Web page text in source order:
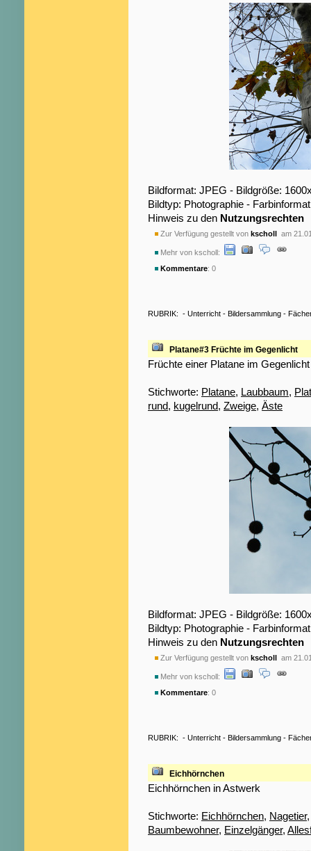
Bildformat: JPEG - Bildgröße:
Bildtyp: Photographie -
Hinweis zu den Nutzungsrechten
Zur Verfügung gestellt von kscholl am
Mehr von kscholl:
Kommentare: 0
RUBRIK: - Unterricht - Bildersammlung -
Platane#3 Früchte im Gegenlicht
Früchte einer Platane im Gegenlicht
Stichworte: Platane, Laubbaum,
rund, kugelrund, Zweige, Äste
Bildformat: JPEG - Bildgröße:
Bildtyp: Photographie -
Hinweis zu den Nutzungsrechten
Zur Verfügung gestellt von kscholl am
Mehr von kscholl:
Kommentare: 0
RUBRIK: - Unterricht - Bildersammlung -
Eichhörnchen
Eichhörnchen in Astwerk
Stichworte: Eichhörnchen, Nagetier
Baumbewohner, Einzelgänger,